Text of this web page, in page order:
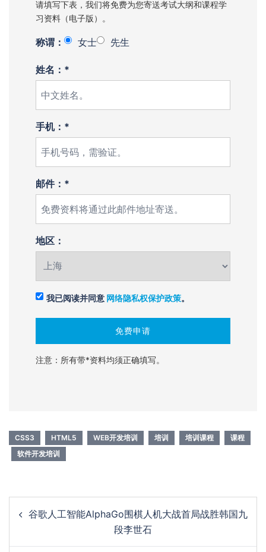
请填写下表，我们将免费为您寄送考试大纲和课程学
习资料（电子版）。
称谓： 女士 先生
姓名：*
手机：*
邮件：*
地区：
我已阅读并同意 网络隐私权保护政策。
注意：所有带*资料均须正确填写。
CSS3 HTML5 WEB开发培训 培训 培训课程
课程
软件开发培训
navigation
谷歌人工智能AlphaGo围棋人机大战首局战胜韩国九
段李世石